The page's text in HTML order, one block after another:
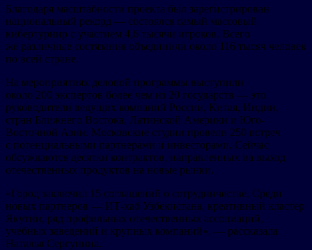
Благодаря масштабности проекта был зарегистрирован
национальный рекорд — состоялся самый массовый
кибертурнир с участием 4,6 тысячи игроков. Всего
же различные состязания объединили около 116 тысяч человек
по всей стране.
На мероприятиях деловой программы выступили
около 200 экспертов более чем из 20 государств — это
руководители ведущих компаний России, Китая, Индии,
стран Ближнего Востока, Латинской Америки и Юго-
Восточной Азии. Московские студии провели 250 встреч
с потенциальными партнерами и инвесторами. Сейчас
обсуждаются десятки контрактов, направленных на выход
отечественных продуктов на новые рынки.
«Город заключил 15 соглашений о сотрудничестве. Среди
новых партнеров — ИТ-хаб Узбекистана, креативный кластер
Якутии, ряд профильных отечественных ассоциаций,
учебных заведений и крупных компаний», — рассказала
Наталья Сергунина.